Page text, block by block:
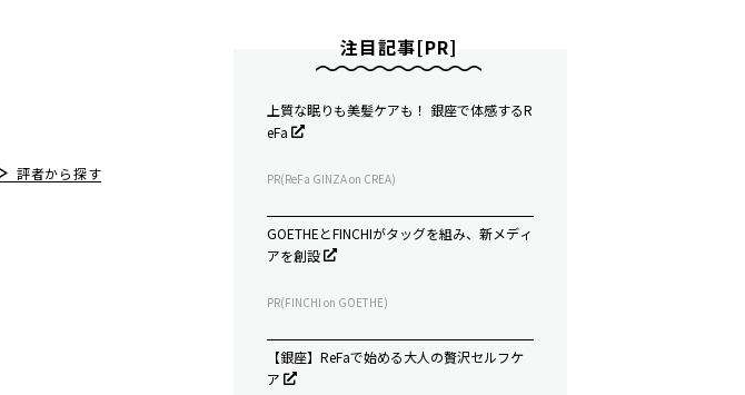
評者から探す
注目記事[PR]
上質な眠りも美髪ケアも！ 銀座で体感するR
eFa
PR(ReFa GINZA on CREA)
GOETHEとFINCHIがタッグを組み、新メディ
アを創設
PR(FINCHI on GOETHE)
【銀座】ReFaで始める大人の贅沢セルフケ
ア